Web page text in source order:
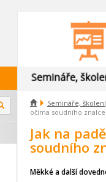
 Semináře,
očima soudního znalce
Jak na
soudního
Měkké a další
OK